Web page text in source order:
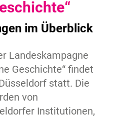
im Überblick
Landeskampagne
Geschichte“ findet
statt. Die
von
Institutionen,